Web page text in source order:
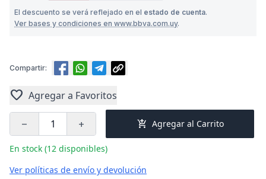
El descuento se verá reflejado en el estado de cuenta.
Ver bases y condiciones en www.bbva.com.uy.
Compartir:
favorite Agregar a Favoritos
remove add add_shopping_cart Agregar al Carrito
En stock (12 disponibles)
Ver políticas de envío y devolución